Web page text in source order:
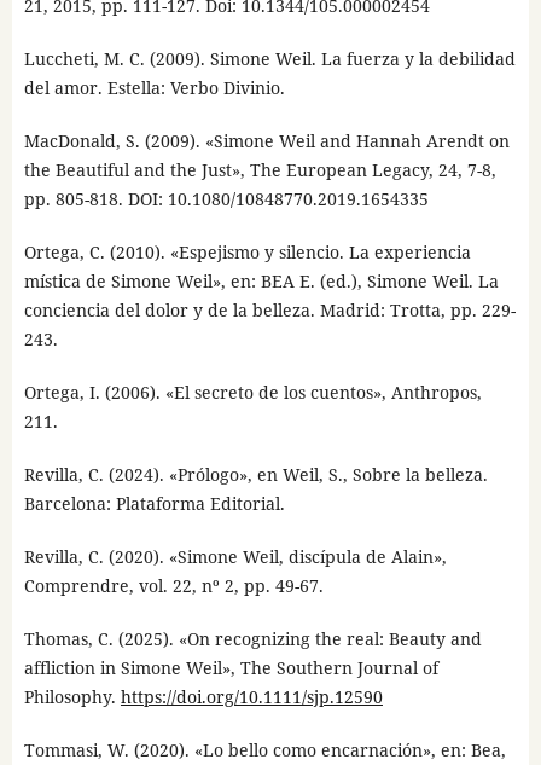
21, 2015, pp. 111-127. Doi: 10.1344/105.000002454
Luccheti, M. C. (2009). Simone Weil. La fuerza y la debilidad
del amor. Estella: Verbo Divinio.
MacDonald, S. (2009). «Simone Weil and Hannah Arendt on
the Beautiful and the Just», The European Legacy, 24, 7-8,
pp. 805-818. DOI: 10.1080/10848770.2019.1654335
Ortega, C. (2010). «Espejismo y silencio. La experiencia
mística de Simone Weil», en: BEA E. (ed.), Simone Weil. La
conciencia del dolor y de la belleza. Madrid: Trotta, pp. 229-
243.
Ortega, I. (2006). «El secreto de los cuentos», Anthropos,
211.
Revilla, C. (2024). «Prólogo», en Weil, S., Sobre la belleza.
Barcelona: Plataforma Editorial.
Revilla, C. (2020). «Simone Weil, discípula de Alain»,
Comprendre, vol. 22, nº 2, pp. 49-67.
Thomas, C. (2025). «On recognizing the real: Beauty and
affliction in Simone Weil», The Southern Journal of
Philosophy. https://doi.org/10.1111/sjp.12590
Tommasi, W. (2020). «Lo bello como encarnación», en: Bea,